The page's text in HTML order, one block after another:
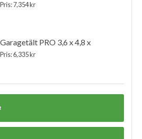
Pris: 7,354 kr
Garagetält PRO 3,6 x 4,8 x
Pris: 6,335 kr